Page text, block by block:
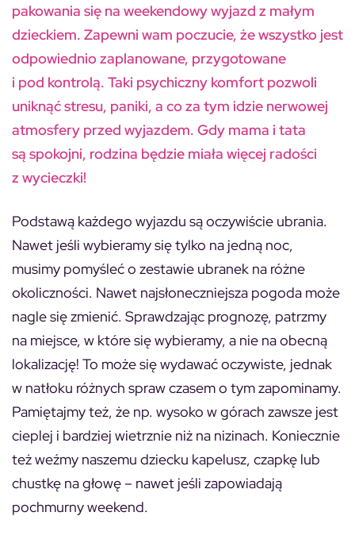
pakowania się na weekendowy wyjazd z małym
dzieckiem. Zapewni wam poczucie, że wszystko jest
odpowiednio zaplanowane, przygotowane
i pod kontrolą. Taki psychiczny komfort pozwoli
uniknąć stresu, paniki, a co za tym idzie nerwowej
atmosfery przed wyjazdem. Gdy mama i tata
są spokojni, rodzina będzie miała więcej radości
z wycieczki!
Podstawą każdego wyjazdu są oczywiście ubrania.
Nawet jeśli wybieramy się tylko na jedną noc,
musimy pomyśleć o zestawie ubranek na różne
okoliczności. Nawet najsłoneczniejsza pogoda może
nagle się zmienić. Sprawdzając prognozę, patrzmy
na miejsce, w które się wybieramy, a nie na obecną
lokalizację! To może się wydawać oczywiste, jednak
w natłoku różnych spraw czasem o tym zapominamy.
Pamiętajmy też, że np. wysoko w górach zawsze jest
cieplej i bardziej wietrznie niż na nizinach. Koniecznie
też weźmy naszemu dziecku kapelusz, czapkę lub
chustkę na głowę – nawet jeśli zapowiadają
pochmurny weekend.